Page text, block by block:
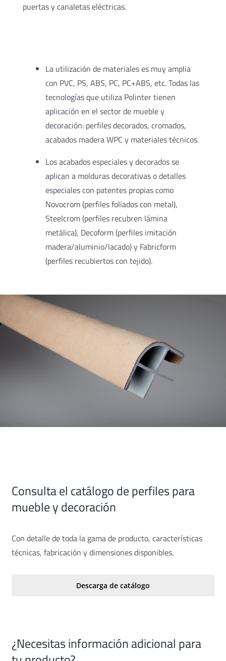
puertas y canaletas eléctricas.
La utilización de materiales es muy amplia
con PVC, PS, ABS, PC, PC+ABS, etc. Todas las
tecnologías que utiliza Polinter tienen
aplicación en el sector de mueble y
decoración: perfiles decorados, cromados,
acabados madera WPC y materiales técnicos.
Los acabados especiales y decorados se
aplican a molduras decorativas o detalles
especiales con patentes propias como
Novocrom (perfiles foliados con metal),
Steelcrom (perfiles recubren lámina
metálica), Decoform (perfiles imitación
madera/aluminio/lacado) y Fabricform
(perfiles recubiertos con tejido).
Consulta el catálogo de perfiles para
mueble y decoración
Con detalle de toda la gama de producto, características
técnicas, fabricación y dimensiones disponibles.
Descarga de catálogo
¿Necesitas información adicional para